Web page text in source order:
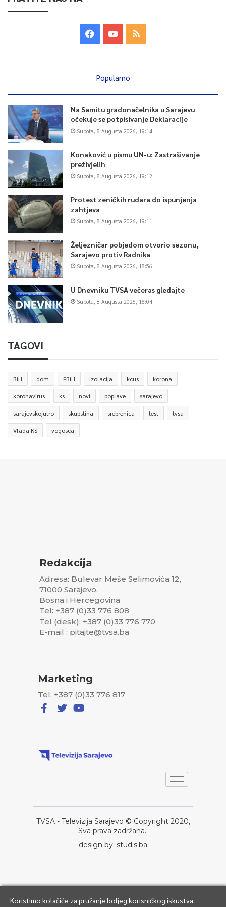
Popularno
Na Samitu gradonačelnika u Sarajevu
očekuje se potpisivanje Deklaracije
Subota, 8 Augusta 2026, 19:14
Konaković u pismu UN-u: Zastrašivanje
preživjelih
Subota, 8 Augusta 2026, 19:12
Protest zeničkih rudara do ispunjenja
zahtjeva
Subota, 8 Augusta 2026, 19:11
Željezničar pobjedom otvorio sezonu,
Sarajevo protiv Radnika
Subota, 8 Augusta 2026, 18:56
U Dnevniku TVSA večeras gledajte
Subota, 8 Augusta 2026, 16:04
TAGOVI
BiH dom FBiH izolacija kcus korona
koronavirus ks novi poplave sarajevo
sarajevskojutro skupstina srebrenica test tvsa
Vlada KS vogosca
Redakcija
Adresa: Bulevar Meše Selimovića 12,
71000 Sarajevo,
Bosna i Hercegovina
Tel: +387 (0)33 776 808
Tel (desk): +387 (0)33 776 770
E-mail : pitajte@tvsa.ba
Marketing
Tel: +387 (0)33 776 817
TVSA - Televizija Sarajevo © Copyright 2020,
Sva prava zadržana..
design by: studis.ba
Koristimo kolačiće za pružanje boljeg korisničkog iskustva.